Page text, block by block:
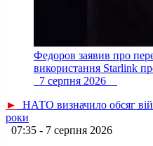
Федоров заявив про
використання Starlink
7 серпня 2026
►
НАТО визначило обсяг
роки
07:35 - 7 серпня 2026